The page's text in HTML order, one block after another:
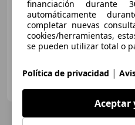
12/2017 97.589 km
FLEXICAR ASTURIAS.
financiación durante
automáticamente
completar nuevas
cookies/herramientas,
se pueden utilizar total o
Política de privacidad |
Aceptar